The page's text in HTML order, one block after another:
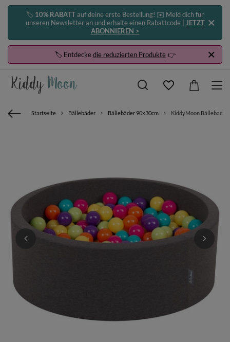
🏷️ 10% RABATTauf deine erste Bestellung! ✉️ Meld dich für
unseren Newsletter an und erhalte einen Rabattcode | JETZT
ABONNIEREN >
🏷️ Entdeckedie reduzierten Produkte👉
Startseite Bällebäder Bällebäder 90x30cm KiddyMoon Bällebad